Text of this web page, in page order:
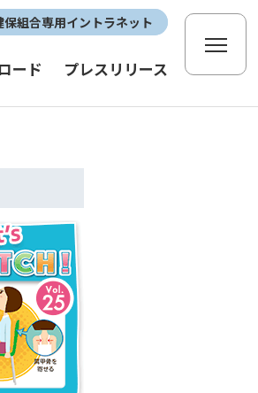
保組合専用イントラネット
ード プレスリリース